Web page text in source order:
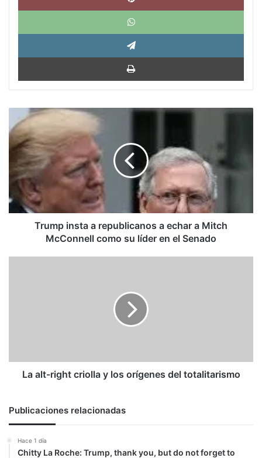
Trump
insta
a
republicanos
echar
Mitch
McConnell
Trump insta a republicanos a echar a Mitch
McConnell como su líder en el Senado
totalitarismo
La alt-right criolla y los orígenes del totalitarismo
Publicaciones relacionadas
Hace 1 día
Chitty La Roche: Trump, thank you, but do not forget to